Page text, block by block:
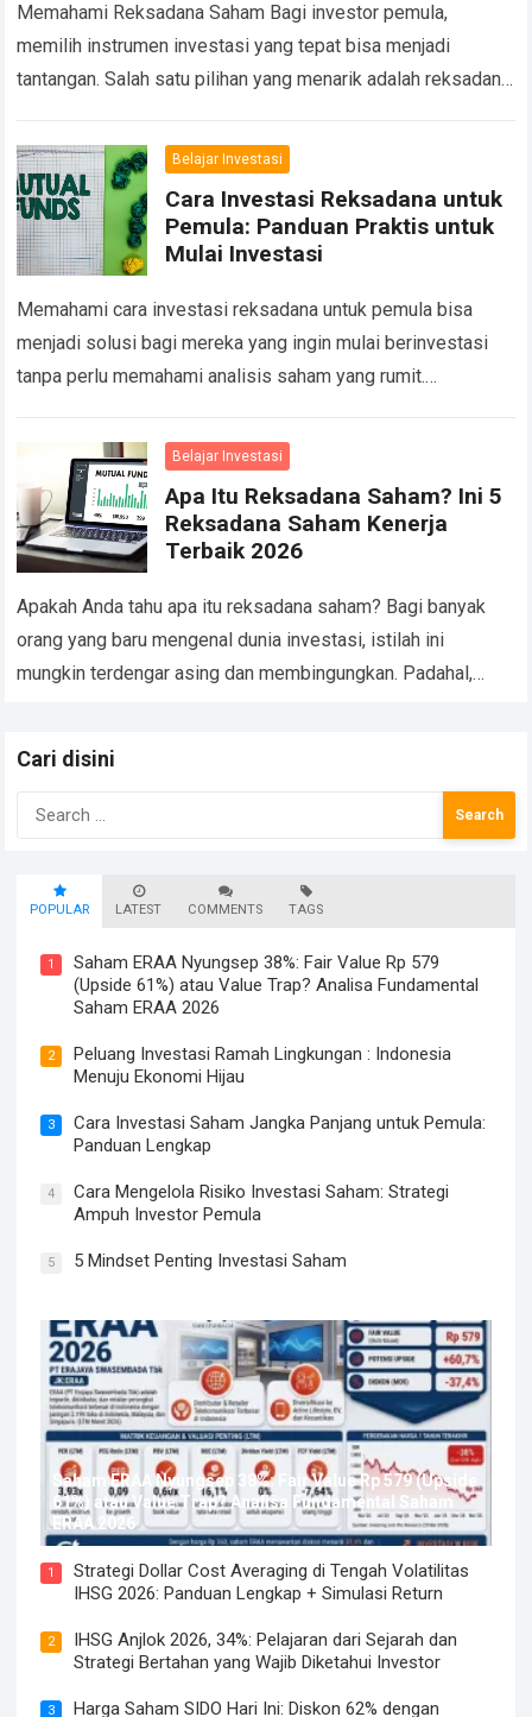
Memahami Reksadana Saham Bagi investor pemula,
memilih instrumen investasi yang tepat bisa menjadi
tantangan. Salah satu pilihan yang menarik adalah reksadana
pertumbuhan yang…Read more
Belajar Investasi
Cara Investasi Reksadana untuk
Pemula: Panduan Praktis untuk
Mulai Investasi
Memahami cara investasi reksadana untuk pemula bisa
menjadi solusi bagi mereka yang ingin mulai berinvestasi
tanpa perlu memahami analisis saham yang rumit.
sehingga cocok…
Read more
Belajar Investasi
Apa Itu Reksadana Saham? Ini 5
Reksadana Saham Kenerja
Terbaik 2026
Apakah Anda tahu apa itu reksadana saham? Bagi banyak
orang yang baru mengenal dunia investasi, istilah ini
mungkin terdengar asing dan membingungkan. Padahal,
Cari disini
Search
for:
POPULAR LATEST COMMENTS TAGS
1
Saham ERAA Nyungsep 38%: Fair Value Rp 579
(Upside 61%) atau Value Trap? Analisa Fundamental
Saham ERAA 2026
2
Peluang Investasi Ramah Lingkungan : Indonesia
Menuju Ekonomi Hijau
3
Cara Investasi Saham Jangka Panjang untuk Pemula:
Panduan Lengkap
4
Cara Mengelola Risiko Investasi Saham: Strategi
Ampuh Investor Pemula
5 5 Mindset Penting Investasi Saham
Saham ERAA Nyungsep 38%: Fair Value Rp 579 (Upside
61%) atau Value Trap? Analisa Fundamental Saham
ERAA 2026
1
Strategi Dollar Cost Averaging di Tengah Volatilitas
IHSG 2026: Panduan Lengkap + Simulasi Return
2
IHSG Anjlok 2026, 34%: Pelajaran dari Sejarah dan
Strategi Bertahan yang Wajib Diketahui Investor
3 Harga Saham SIDO Hari Ini: Diskon 62% dengan